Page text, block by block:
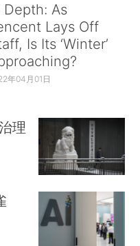
Depth: As
Lays Off
Is Its ‘Winter’
年04月01日
理